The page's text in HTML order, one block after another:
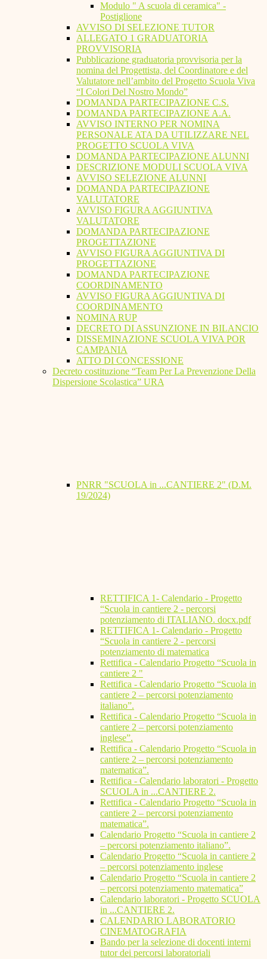
Modulo " A scuola di ceramica" -
Postiglione
AVVISO DI SELEZIONE TUTOR
ALLEGATO 1 GRADUATORIA
PROVVISORIA
Pubblicazione graduatoria provvisoria per la
nomina del Progettista, del Coordinatore e del
Valutatore nell’ambito del Progetto Scuola Viva
“I Colori Del Nostro Mondo”
DOMANDA PARTECIPAZIONE C.S.
DOMANDA PARTECIPAZIONE A.A.
AVVISO INTERNO PER NOMINA
PERSONALE ATA DA UTILIZZARE NEL
PROGETTO SCUOLA VIVA
DOMANDA PARTECIPAZIONE ALUNNI
DESCRIZIONE MODULI SCUOLA VIVA
AVVISO SELEZIONE ALUNNI
DOMANDA PARTECIPAZIONE
VALUTATORE
AVVISO FIGURA AGGIUNTIVA
VALUTATORE
DOMANDA PARTECIPAZIONE
PROGETTAZIONE
AVVISO FIGURA AGGIUNTIVA DI
PROGETTAZIONE
DOMANDA PARTECIPAZIONE
COORDINAMENTO
AVVISO FIGURA AGGIUNTIVA DI
COORDINAMENTO
NOMINA RUP
DECRETO DI ASSUNZIONE IN BILANCIO
DISSEMINAZIONE SCUOLA VIVA POR
CAMPANIA
ATTO DI CONCESSIONE
Decreto costituzione “Team Per La Prevenzione Della
Dispersione Scolastica” URA
PNRR "SCUOLA in ...CANTIERE 2" (D.M.
19/2024)
RETTIFICA 1- Calendario - Progetto
“Scuola in cantiere 2 - percorsi
potenziamento di ITALIANO. docx.pdf
RETTIFICA 1- Calendario - Progetto
“Scuola in cantiere 2 - percorsi
potenziamento di matematica
Rettifica - Calendario Progetto “Scuola in
cantiere 2 "
Rettifica - Calendario Progetto “Scuola in
cantiere 2 – percorsi potenziamento
italiano”.
Rettifica - Calendario Progetto “Scuola in
cantiere 2 – percorsi potenziamento
inglese”.
Rettifica - Calendario Progetto “Scuola in
cantiere 2 – percorsi potenziamento
matematica”.
Rettifica - Calendario laboratori - Progetto
SCUOLA in ...CANTIERE 2.
Rettifica - Calendario Progetto “Scuola in
cantiere 2 – percorsi potenziamento
matematica”.
Calendario Progetto “Scuola in cantiere 2
– percorsi potenziamento italiano”.
Calendario Progetto “Scuola in cantiere 2
– percorsi potenziamento inglese
Calendario Progetto “Scuola in cantiere 2
– percorsi potenziamento matematica”
Calendario laboratori - Progetto SCUOLA
in ...CANTIERE 2.
CALENDARIO LABORATORIO
CINEMATOGRAFIA
Bando per la selezione di docenti interni
tutor dei percorsi laboratoriali